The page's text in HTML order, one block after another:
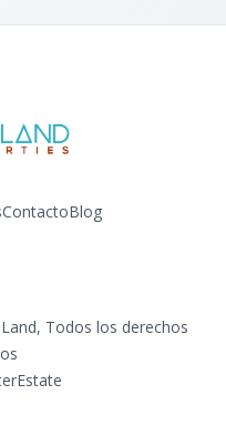
ContactoBlog
, Todos los derechos